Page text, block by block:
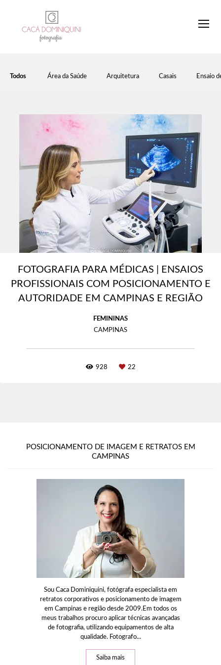
Todos Área da Saúde Arquitetura Casais Ensaio
FOTOGRAFIA PARA MÉDICAS | ENSAIOS
PROFISSIONAIS COM POSICIONAMENTO E
AUTORIDADE EM CAMPINAS E REGIÃO
FEMININAS
CAMPINAS
928 22
POSICIONAMENTO DE IMAGEM E RETRATOS EM
CAMPINAS
Sou Caca Dominiquini, fotógrafa especialista em
retratos corporativos e posicionamento de imagem
em Campinas e região desde 2009.Em todos os
meus trabalhos procuro aplicar técnicas avançadas
de fotografia, utilizando equipamentos de alta
qualidade. Fotografo...
Saiba mais